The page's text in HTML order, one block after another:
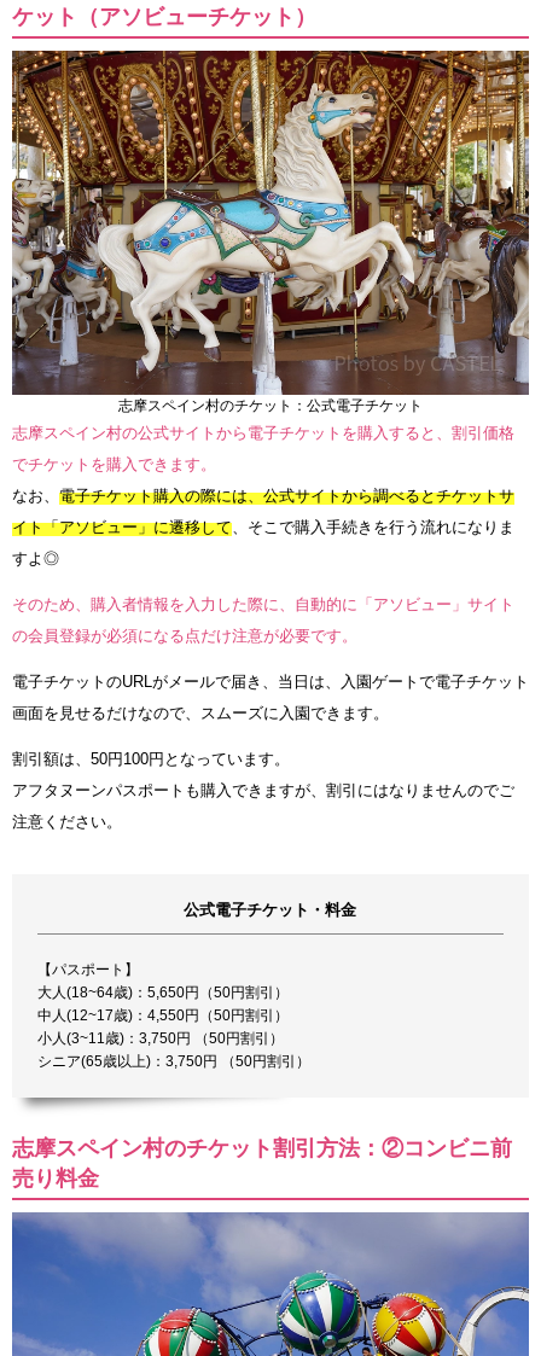
ケット（アソビューチケット）
志摩スペイン村のチケット：公式電子チケット
志摩スペイン村の公式サイトから電子チケットを購入すると、割引価格
でチケットを購入できます。
なお、 電子チケット購入の際には、公式サイトから調べるとチケットサ
イト「アソビュー」に遷移して 、そこで購入手続きを行う流れになりま
すよ◎
そのため、購入者情報を入力した際に、自動的に「アソビュー」サイト
の会員登録が必須になる点だけ注意が必要です。
電子チケットのURLがメールで届き、当日は、入園ゲートで電子チケット
画面を見せるだけなので、スムーズに入園できます。
割引額は、50円100円となっています。
アフタヌーンパスポートも購入できますが、割引にはなりませんのでご
注意ください。
公式電子チケット・料金
【パスポート】
大人(18~64歳)：5,650円（50円割引）
中人(12~17歳)：4,550円（50円割引）
小人(3~11歳)：3,750円 （50円割引）
シニア(65歳以上)：3,750円 （50円割引）
志摩スペイン村のチケット割引方法：②コンビニ前
売り料金